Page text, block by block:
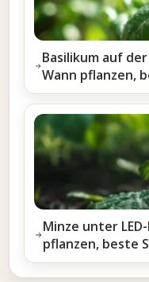
Basilikum auf
Wann pflanzen,
Minze unter
pflanzen, beste